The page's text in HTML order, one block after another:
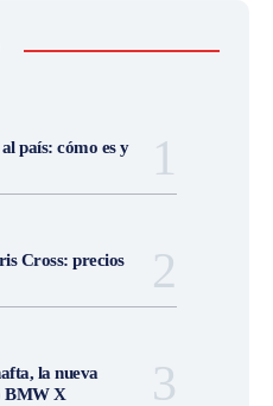
país: cómo es y
Cross: precios
la nueva
BMW X